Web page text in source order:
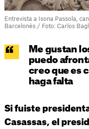
Entrevista a Isona Passola,
Barcelonès / Foto: Carlos
Me gustan
puedo
creo que es
haga falta
Si fuiste
Casassas, el